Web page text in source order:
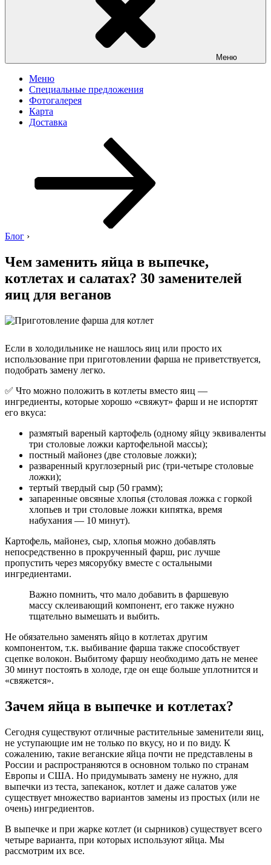
Меню
Меню
Специальные предложения
Фотогалерея
Карта
Доставка
Блог ›
Чем заменить яйца в выпечке,
котлетах и салатах? 30 заменителей
яиц для веганов
Если в холодильнике не нашлось яиц или просто их
использование при приготовлении фарша не приветствуется,
подобрать замену легко.
✅ Что можно положить в котлеты вместо яиц —
ингредиенты, которые хорошо «свяжут» фарш и не испортят
его вкуса:
размятый вареный картофель (одному яйцу эквиваленты
три столовые ложки картофельной массы);
постный майонез (две столовые ложки);
разваренный круглозерный рис (три-четыре столовые
ложки);
тертый твердый сыр (50 грамм);
запаренные овсяные хлопья (столовая ложка с горкой
хлопьев и три столовые ложки кипятка, время
набухания — 10 минут).
Картофель, майонез, сыр, хлопья можно добавлять
непосредственно в прокрученный фарш, рис лучше
пропустить через мясорубку вместе с остальными
ингредиентами.
Важно помнить, что мало добавить в фаршевую
массу склеивающий компонент, его также нужно
тщательно вымешать и выбить.
Не обязательно заменять яйцо в котлетах другим
компонентом, т.к. выбивание фарша также способствует
сцепке волокон. Выбитому фаршу необходимо дать не менее
30 минут постоять в холоде, где он еще больше уплотнится и
«свяжется».
Зачем яйца в выпечке и котлетах?
Сегодня существуют отличные растительные заменители яиц,
не уступающие им не только по вкусу, но и по виду. К
сожалению, такие веганские яйца почти не представлены в
России и распространяются в основном только по странам
Европы и США. Но придумывать замену не нужно, для
выпечки из теста, запеканок, котлет и даже салатов уже
существует множество вариантов замены из простых (или не
очень) ингредиентов.
В выпечке и при жарке котлет (и сырников) существует всего
четыре варианта, при которых используют яйца. Мы
рассмотрим их все.